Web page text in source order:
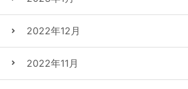
2022年12月
2022年11月